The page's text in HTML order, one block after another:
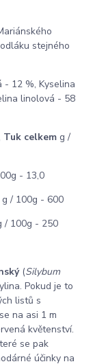
stejného
- 12 %, Kyselina
linolová - 58
Tuk celkem g /
- 13,0
/ 100g - 600
100g - 250
(Silybum
Pokud je to
listů s
na asi 1 m
květenství.
se pak
účinky na